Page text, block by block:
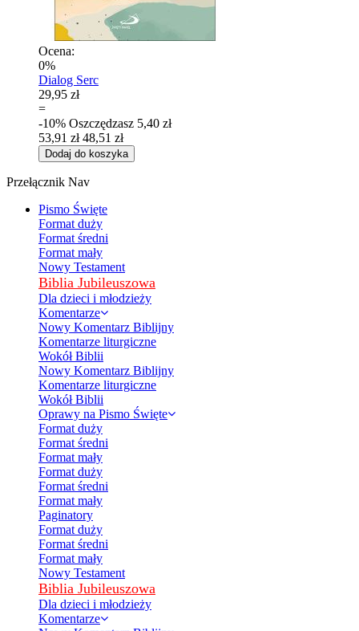
Ocena:
0%
Dialog Serc
29,95 zł
=
-10% Oszczędzasz 5,40 zł
53,91 zł 48,51 zł
Dodaj do koszyka
Przełącznik Nav
Pismo Święte
Format duży
Format średni
Format mały
Nowy Testament
Biblia Jubileuszowa
Dla dzieci i młodzieży
Komentarze
Nowy Komentarz Biblijny
Komentarze liturgiczne
Wokół Biblii
Nowy Komentarz Biblijny
Komentarze liturgiczne
Wokół Biblii
Oprawy na Pismo Święte
Format duży
Format średni
Format mały
Format duży
Format średni
Format mały
Paginatory
Format duży
Format średni
Format mały
Nowy Testament
Biblia Jubileuszowa
Dla dzieci i młodzieży
Komentarze